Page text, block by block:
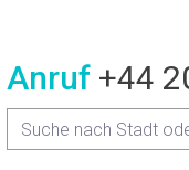
Anruf +44